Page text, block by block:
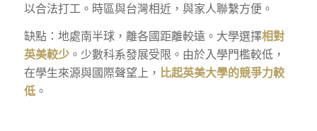
以合法打工。時區與台灣相近，與家人聯繫方便。
缺點：地處南半球，離各國距離較遠。大學選擇相對
英美較少。少數科系發展受限。由於入學門檻較低，
在學生來源與國際聲望上， 比起英美大學的競爭力較
低。